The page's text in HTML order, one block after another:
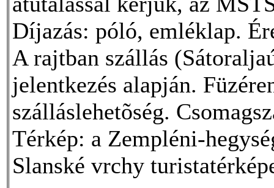
Díjazás: póló, emléklap.
A rajtban szállás
jelentkezés alapján.
szálláslehetõség.
Térkép: a Zempléni-
Slanské vrchy